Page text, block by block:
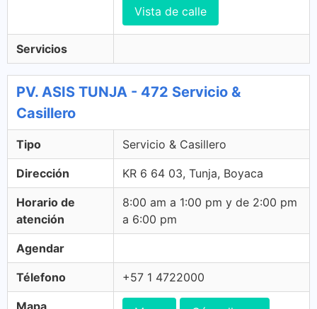
Vista de calle
Servicios
PV. ASIS TUNJA - 472 Servicio &
Casillero
Tipo Servicio & Casillero
Dirección KR 6 64 03, Tunja, Boyaca
Horario de
atención
8:00 am a 1:00 pm y de 2:00 pm
a 6:00 pm
Agendar
Télefono +57 1 4722000
Mapa